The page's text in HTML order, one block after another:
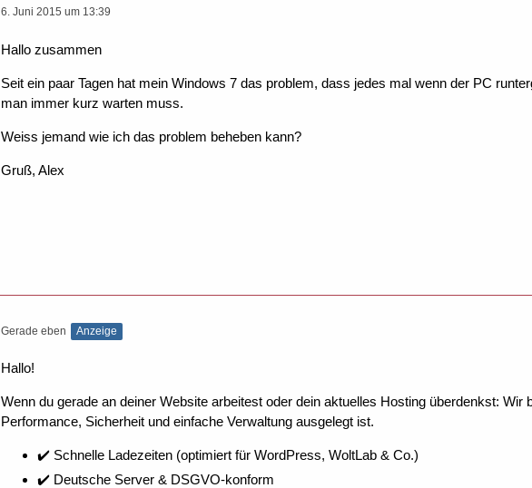
6. Juni 2015 um 13:39
Hallo zusammen
Seit ein paar Tagen hat mein Windows 7 das problem, dass jedes mal wenn der PC
man immer kurz warten muss.
Weiss jemand wie ich das problem beheben kann?
Gruß, Alex
Gerade eben Anzeige
Hallo!
Wenn du gerade an deiner Website arbeitest oder dein aktuelles Hosting überdenkst:
Performance, Sicherheit und einfache Verwaltung ausgelegt ist.
✔️ Schnelle Ladezeiten (optimiert für WordPress, WoltLab & Co.)
✔️ Deutsche Server & DSGVO-konform